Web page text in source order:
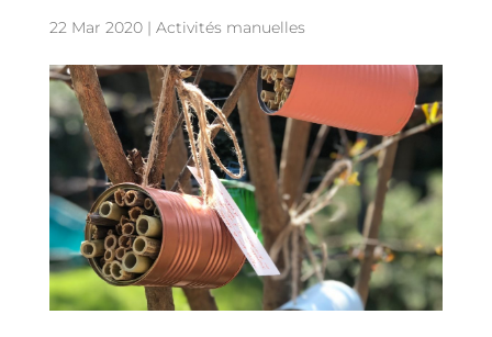
22 Mar 2020| Activités manuelles